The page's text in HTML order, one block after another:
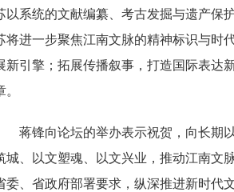
以系统的文献编纂、考古发掘与遗产保
将进一步聚焦江南文脉的精神标识与时
新引擎；拓展传播叙事，打造国际表达
。
蒋锋向论坛的举办表示祝贺，向长期以
城、以文塑魂、以文兴业，推动江南文
委、省政府部署要求，纵深推进新时代